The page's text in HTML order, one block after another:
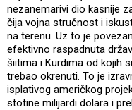
nezanemarivi dio kasnije
čija vojna stručnost i
na terenu. Uz to je
efektivno raspadnuta
šiitima i Kurdima od kojih
trebao okrenuti. To je
isplativog američkog
stotine milijardi dolara i